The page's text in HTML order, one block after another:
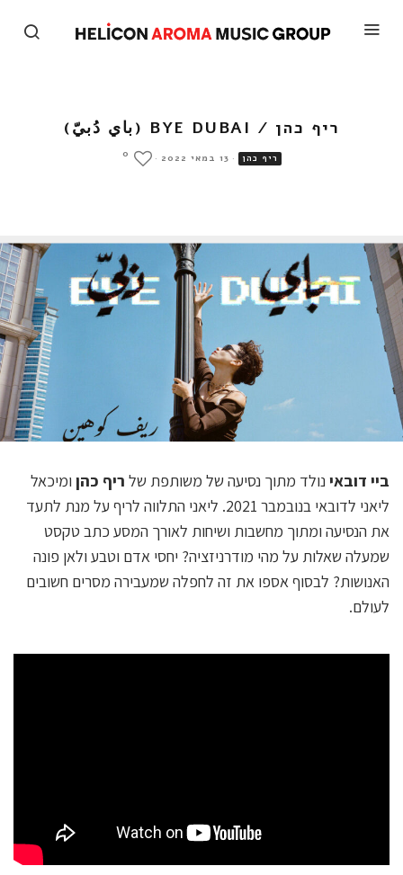
ריף כהן / BYE DUBAI (باي دُبيّ)
ריף כהן · 13 במאי 2022 ·
0
ביי דובאי נולד מתוך נסיעה של משותפת של ריף כהן ומיכאל
ליאני לדובאי בנובמבר 2021. ליאני התלווה לריף על מנת לתעד
את הנסיעה ומתוך מחשבות ושיחות לאורך המסע כתב טקסט
שמעלה שאלות על מהי מודרניזציה? יחסי אדם וטבע ולאן פונה
האנושות? לבסוף אספו את זה לחפלה שמעבירה מסרים חשובים
לעולם.